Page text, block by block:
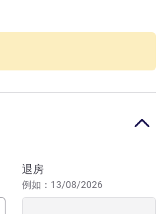
泳池、温水水疗中心和健身房
所。
around Parramatta, from
spaces, heritage sites, and
退房
例如：13/08/2026